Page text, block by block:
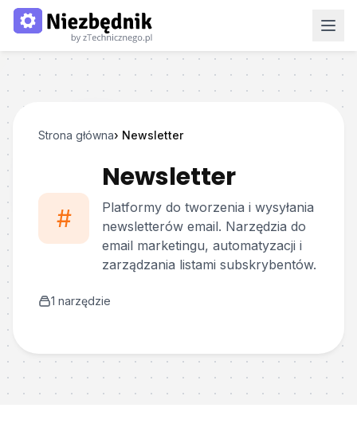
Strona główna› Newsletter
#
Newsletter
Platformy do tworzenia i wysyłania
newsletterów email. Narzędzia do
email marketingu, automatyzacji i
zarządzania listami subskrybentów.
1 narzędzie